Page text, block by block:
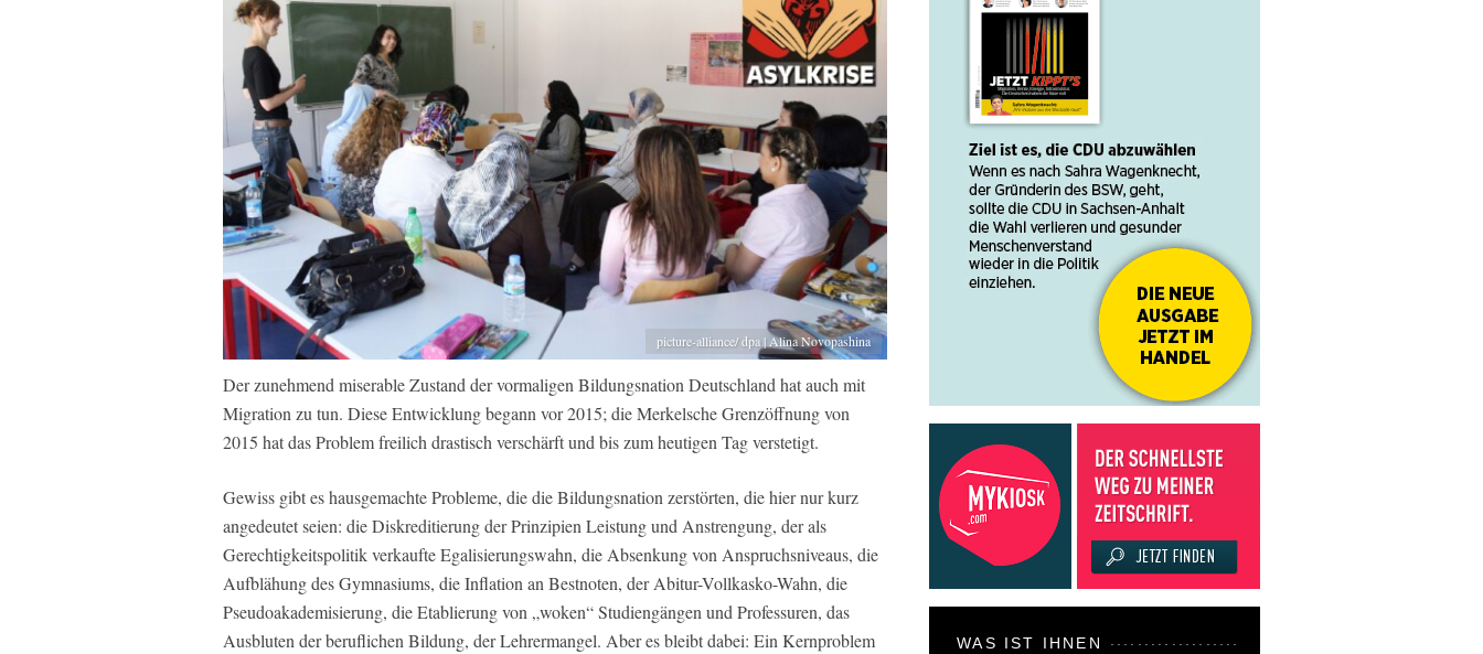
picture-alliance/ dpa | Alina Novopashina
Der zunehmend miserable Zustand der vormaligen Bildungsnation Deutschland hat auch mit
Migration zu tun. Diese Entwicklung begann vor 2015; die Merkelsche Grenzöffnung von
2015 hat das Problem freilich drastisch verschärft und bis zum heutigen Tag verstetigt.
Gewiss gibt es hausgemachte Probleme, die die Bildungsnation zerstörten, die hier nur kurz
angedeutet seien: die Diskreditierung der Prinzipien Leistung und Anstrengung, der als
Gerechtigkeitspolitik verkaufte Egalisierungswahn, die Absenkung von Anspruchsniveaus, die
Aufblähung des Gymnasiums, die Inflation an Bestnoten, der Abitur-Vollkasko-Wahn, die
Pseudoakademisierung, die Etablierung von „woken“ Studiengängen und Professuren, das
Ausbluten der beruflichen Bildung, der Lehrermangel. Aber es bleibt dabei: Ein Kernproblem
WAS IST IHNEN